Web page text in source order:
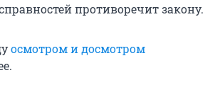
противоречит закону.
осмотром и досмотром